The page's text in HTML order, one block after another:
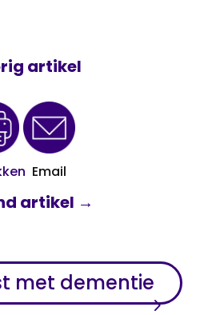
artikel
Email
artikel →
met dementie